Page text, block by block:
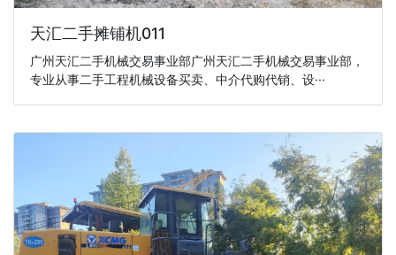
天汇二手摊铺机011
广州天汇二手机械交易事业部广州天汇二手机械交易事业部，
专业从事二手工程机械设备买卖、中介代购代销、设···